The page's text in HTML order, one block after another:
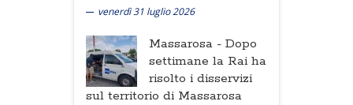
venerdì 31 luglio 2026
Massarosa - Dopo
settimane la Rai ha
risolto i disservizi
sul territorio di Massarosa